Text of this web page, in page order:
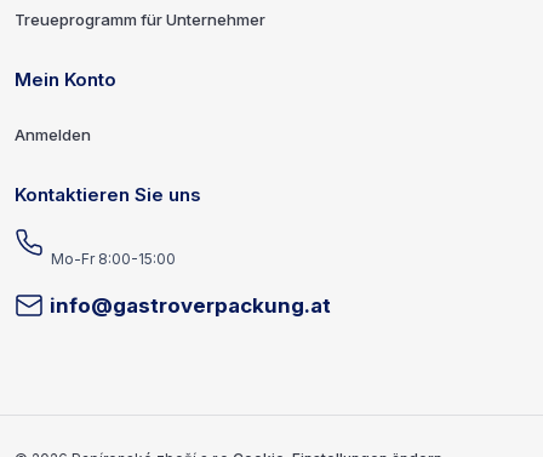
Treueprogramm für Unternehmer
Mein Konto
Anmelden
Kontaktieren Sie uns
Mo-Fr 8:00-15:00
info@gastroverpackung.at